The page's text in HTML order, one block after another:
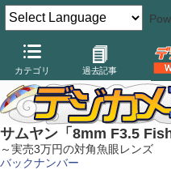
カテゴリ 過去記事
デジカメ Watch レンズ 交
サムヤン「8mm F3.5
～実売3万円の対角魚眼レンズ
バックナンバー